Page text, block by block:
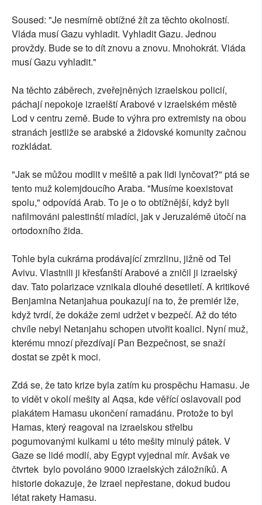
Soused: "Je nesmírně obtížné žít za těchto okolností.
Vláda musí Gazu vyhladit. Vyhladit Gazu. Jednou
provždy. Bude se to dít znovu a znovu. Mnohokrát. Vláda
musí Gazu vyhladit."
Na těchto záběrech, zveřejněných izraelskou policií,
páchají nepokoje izraelští Arabové v izraelském městě
Lod v centru země. Bude to výhra pro extremisty na obou
stranách jestliže se arabské a židovské komunity začnou
rozkládat.
"Jak se můžou modlit v mešitě a pak lidi lynčovat?" ptá se
tento muž kolemjdoucího Araba. "Musíme koexistovat
spolu," odpovídá Arab. To je o to obtížnější, když byli
nafilmováni palestinští mladíci, jak v Jeruzalémě útočí na
ortodoxního žida.
Tohle byla cukrárna prodávající zmrzlinu, jižně od Tel
Avivu. Vlastnili ji křesťanští Arabové a zničil ji izraelský
dav. Tato polarizace vznikala dlouhé desetiletí. A kritikové
Benjamina Netanjahua poukazují na to, že premiér lže,
když tvrdí, že dokáže zemi udržet v bezpečí. Až do této
chvíle nebyl Netanjahu schopen utvořit koalici. Nyní muž,
kterému mnozí přezdívají Pan Bezpečnost, se snaží
dostat se zpět k moci.
Zdá se, že tato krize byla zatím ku prospěchu Hamasu. Je
to vidět v okolí mešity al Aqsa, kde věřící oslavovali pod
plakátem Hamasu ukončení ramadánu. Protože to byl
Hamas, který reagoval na izraelskou střelbu
pogumovanými kulkami u této mešity minulý pátek. V
Gaze se lidé modlí, aby Egypt vyjednal mír. Avšak ve
čtvrtek bylo povoláno 9000 izraelských záložníků. A
historie dokazuje, že Izrael nepřestane, dokud budou
létat rakety Hamasu.